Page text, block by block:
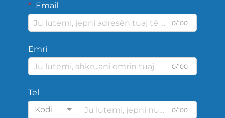
Email
0/100
Emri
0/100
Tel
Kodi
0/100